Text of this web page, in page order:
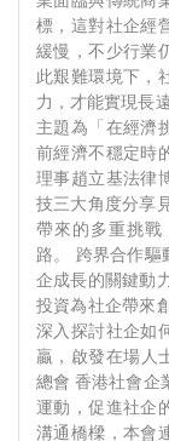
標，這對社企經
緩慢，不少行業
此艱難環境下，
力，才能實現長
主題為「在經濟
前經濟不穩定時
理事趙立基法律
技三大角度分享
帶來的多重挑戰
路。 跨界合作驅
企成長的關鍵動
投資為社企帶來
深入探討社企如
贏，啟發在場人
總會 香港社會企
運動，促進社企
溝通橋樑，本會